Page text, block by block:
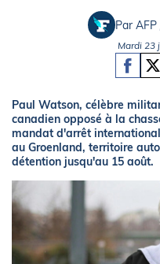
Par
Mardi 23
Paul Watson, célèbre
canadien opposé à la
mandat d'arrêt
au Groenland, territoire
détention jusqu'au 15 août.